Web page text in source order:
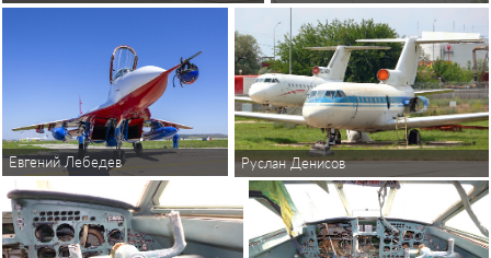
Евгений Лебедев Руслан Денисов